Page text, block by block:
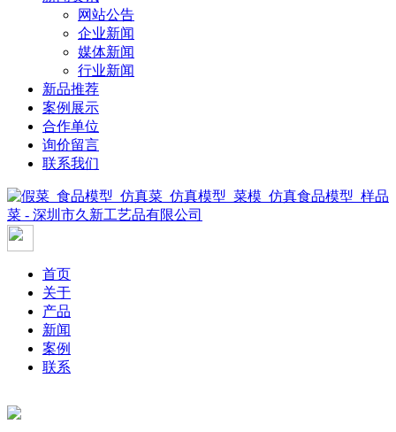
网站公告
企业新闻
媒体新闻
行业新闻
新品推荐
案例展示
合作单位
询价留言
联系我们
首页
关于
产品
新闻
案例
联系